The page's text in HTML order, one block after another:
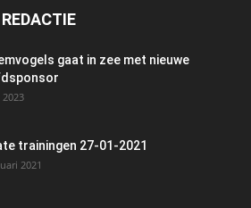
gaat in zee met nieuwe
trainingen 27-01-2021
2021